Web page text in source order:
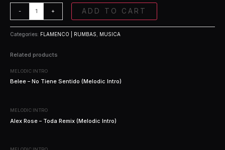
-
La
short
quantity
+ ADD TO CART
Categories: FLAMENCO | RUMBAS MUSICA
Related products
MELODIC INTRO
Belee – No Tiene Sentido (Melodic Intro)
MELODIC INTRO
Alex Rose – Toda Remix (Melodic Intro)